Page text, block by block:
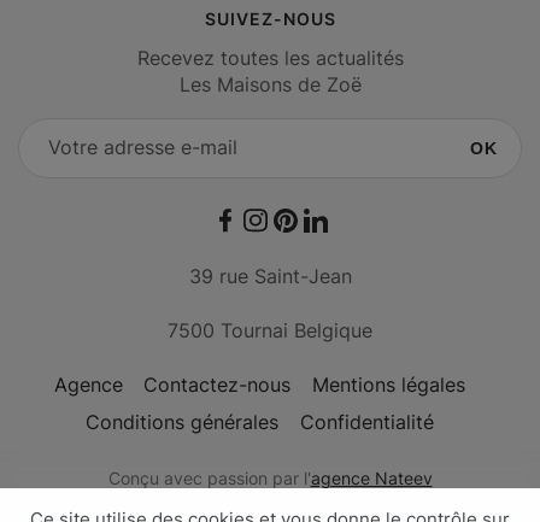
Agence Contactez-nous
Mentions légales
Conditions générales
Confidentialité
39 rue Saint-Jean
7500 Tournai Belgique
SUIVEZ-NOUS
Recevez toutes les actualités
Les Maisons de Zoë
OK
Les Maisons de Zoë - © Copyright 2026
Conçu avec passion par l'agence Nateev